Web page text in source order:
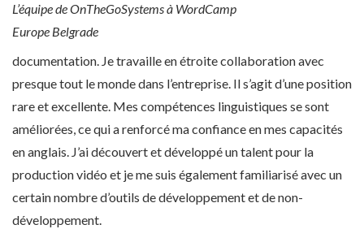
L’équipe de OnTheGoSystems à WordCamp
Europe Belgrade
documentation. Je travaille en étroite collaboration avec
presque tout le monde dans l’entreprise. Il s’agit d’une position
rare et excellente. Mes compétences linguistiques se sont
améliorées, ce qui a renforcé ma confiance en mes capacités
en anglais. J’ai découvert et développé un talent pour la
production vidéo et je me suis également familiarisé avec un
certain nombre d’outils de développement et de non-
développement.